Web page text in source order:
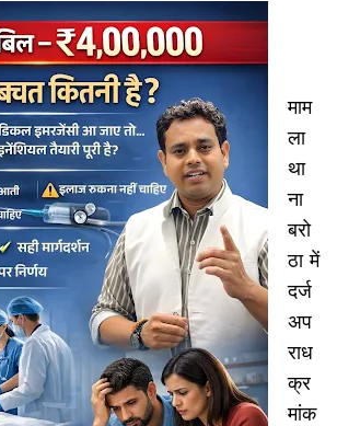
माम
ला
था
ना
बरो
ठा में
दर्ज
अप
राध
क्र
मांक